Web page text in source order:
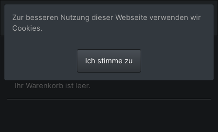
Warenkorb
Ihr Warenkorb ist leer.
Zur besseren Nutzung dieser Webseite verwenden wir
Cookies.
Ich stimme zu